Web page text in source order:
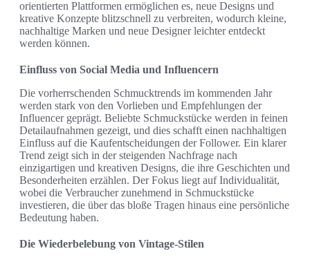
orientierten Plattformen ermöglichen es, neue Designs und
kreative Konzepte blitzschnell zu verbreiten, wodurch kleine,
nachhaltige Marken und neue Designer leichter entdeckt
werden können.
Einfluss von Social Media und Influencern
Die vorherrschenden Schmucktrends im kommenden Jahr
werden stark von den Vorlieben und Empfehlungen der
Influencer geprägt. Beliebte Schmuckstücke werden in feinen
Detailaufnahmen gezeigt, und dies schafft einen nachhaltigen
Einfluss auf die Kaufentscheidungen der Follower. Ein klarer
Trend zeigt sich in der steigenden Nachfrage nach
einzigartigen und kreativen Designs, die ihre Geschichten und
Besonderheiten erzählen. Der Fokus liegt auf Individualität,
wobei die Verbraucher zunehmend in Schmuckstücke
investieren, die über das bloße Tragen hinaus eine persönliche
Bedeutung haben.
Die Wiederbelebung von Vintage-Stilen